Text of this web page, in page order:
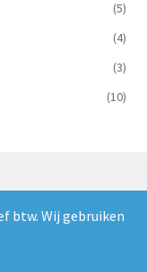
btw. Wij gebruiken
(5)
(4)
(3)
(10)